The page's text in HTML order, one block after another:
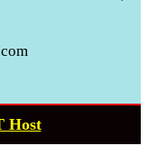
Host